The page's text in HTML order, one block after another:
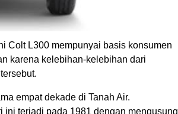
Colt L300 mempunyai basis konsumen
karena kelebihan-kelebihan dari
empat dekade di Tanah Air.
ini terjadi pada 1981 dengan mengusung